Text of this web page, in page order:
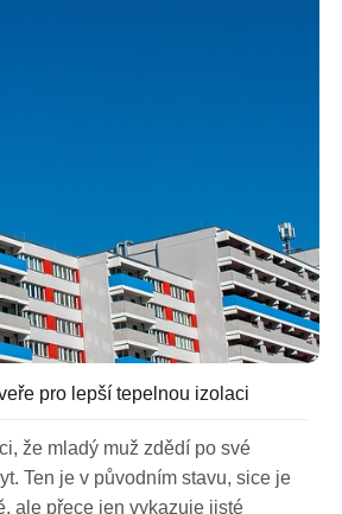
pro lepší tepelnou izolaci
že mladý muž zdědí po své
Ten je v původním stavu, sice je
ale přece jen vykazuje jisté